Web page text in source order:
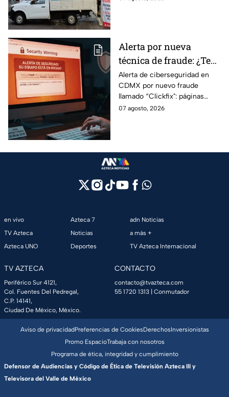
México
Alerta por nueva
técnica de fraude: ¿Te
piden copiar códigos
extraños en la PC?
Cuidado, podrías ser
víctima del peligroso
Alerta de ciberseguridad en
CDMX por nuevo fraude
llamado “Clickfix": páginas
falsas que engañan para
07 agosto, 2026
en vivo
TV Azteca
Azteca UNO
Azteca 7
Noticias
Deportes
adn Noticias
a más +
TV Azteca Internacional
TV AZTECA
Periférico Sur 4121,
Col. Fuentes Del Pedregal,
C.P. 14141,
Ciudad De México, México.
CONTACTO
contacto@tvazteca.com
55 1720 1313 | Conmutador
Aviso de privacidadPreferencias de CookiesDerechosInversionistas
Promo EspacioTrabaja con nosotros
Programa de ética, integridad y cumplimiento
Defensor de Audiencias y Código de Ética de Televisión Azteca III y
Televisora del Valle de México